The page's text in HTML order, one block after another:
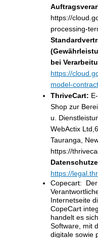
https://
processing-
bei
https://
model-
ThriveCart:
Shop zur
u.
WebActix
Tauranga,
https://
https://
Copecart:
Internetseite
CopeCart
handelt es
Software, mit
digitale sowie